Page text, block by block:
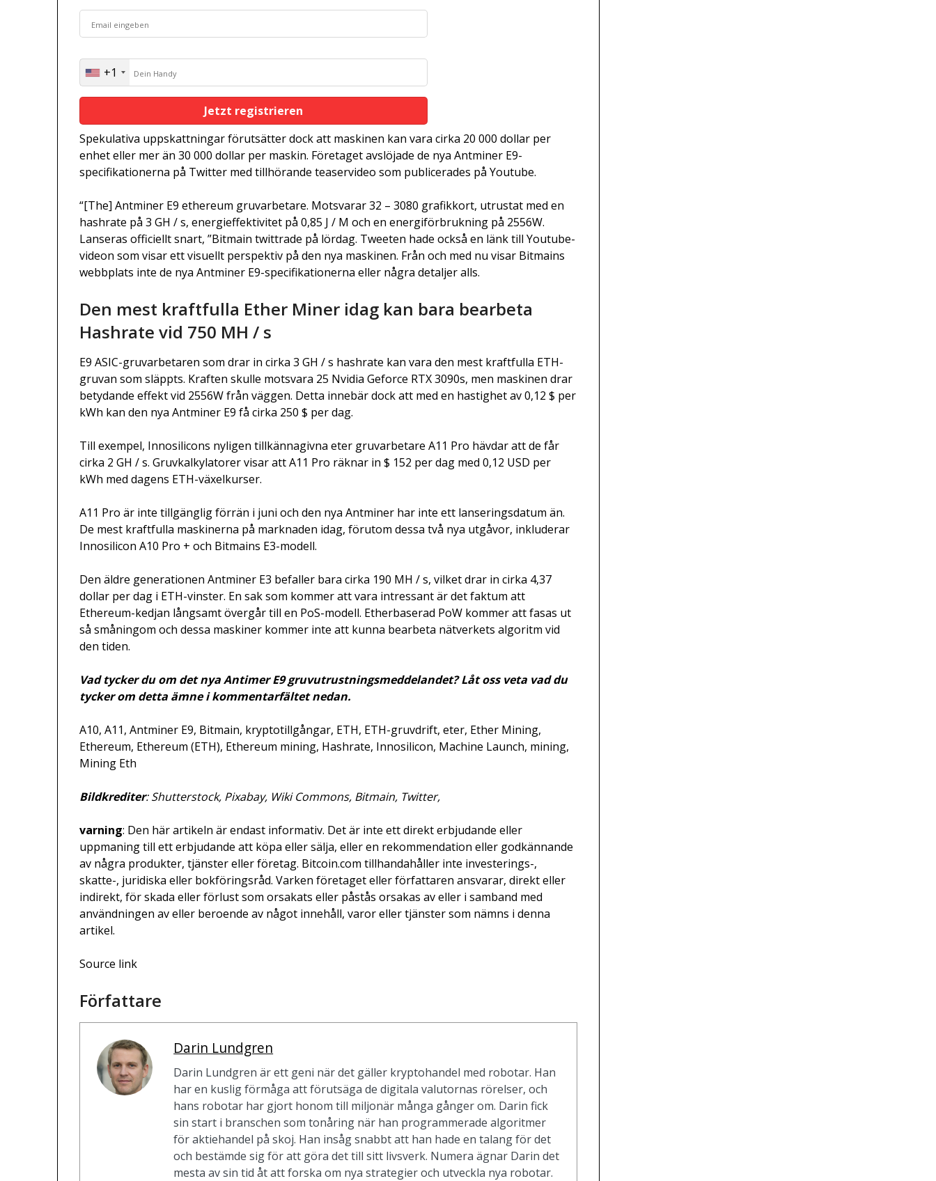
United
States
+1
Spekulativa uppskattningar förutsätter dock att maskinen kan vara cirka 20 000 dollar per
enhet eller mer än 30 000 dollar per maskin. Företaget avslöjade de nya Antminer E9-
specifikationerna på Twitter med tillhörande teaservideo som publicerades på Youtube.
“[The] Antminer E9 ethereum gruvarbetare. Motsvarar 32 – 3080 grafikkort, utrustat med en
hashrate på 3 GH / s, energieffektivitet på 0,85 J / M och en energiförbrukning på 2556W.
Lanseras officiellt snart, ”Bitmain twittrade på lördag. Tweeten hade också en länk till Youtube-
videon som visar ett visuellt perspektiv på den nya maskinen. Från och med nu visar Bitmains
webbplats inte de nya Antminer E9-specifikationerna eller några detaljer alls.
Den mest kraftfulla Ether Miner idag kan bara bearbeta
Hashrate vid 750 MH / s
E9 ASIC-gruvarbetaren som drar in cirka 3 GH / s hashrate kan vara den mest kraftfulla ETH-
gruvan som släppts. Kraften skulle motsvara 25 Nvidia Geforce RTX 3090s, men maskinen drar
betydande effekt vid 2556W från väggen. Detta innebär dock att med en hastighet av 0,12 $ per
kWh kan den nya Antminer E9 få cirka 250 $ per dag.
Till exempel, Innosilicons nyligen tillkännagivna eter gruvarbetare A11 Pro hävdar att de får
cirka 2 GH / s. Gruvkalkylatorer visar att A11 Pro räknar in $ 152 per dag med 0,12 USD per
kWh med dagens ETH-växelkurser.
A11 Pro är inte tillgänglig förrän i juni och den nya Antminer har inte ett lanseringsdatum än.
De mest kraftfulla maskinerna på marknaden idag, förutom dessa två nya utgåvor, inkluderar
Innosilicon A10 Pro + och Bitmains E3-modell.
Den äldre generationen Antminer E3 befaller bara cirka 190 MH / s, vilket drar in cirka 4,37
dollar per dag i ETH-vinster. En sak som kommer att vara intressant är det faktum att
Ethereum-kedjan långsamt övergår till en PoS-modell. Etherbaserad PoW kommer att fasas ut
så småningom och dessa maskiner kommer inte att kunna bearbeta nätverkets algoritm vid
den tiden.
Vad tycker du om det nya Antimer E9 gruvutrustningsmeddelandet? Låt oss veta vad du
tycker om detta ämne i kommentarfältet nedan.
A10, A11, Antminer E9, Bitmain, kryptotillgångar, ETH, ETH-gruvdrift, eter, Ether Mining,
Ethereum, Ethereum (ETH), Ethereum mining, Hashrate, Innosilicon, Machine Launch, mining,
Mining Eth
Bildkrediter: Shutterstock, Pixabay, Wiki Commons, Bitmain, Twitter,
varning: Den här artikeln är endast informativ. Det är inte ett direkt erbjudande eller
uppmaning till ett erbjudande att köpa eller sälja, eller en rekommendation eller godkännande
av några produkter, tjänster eller företag. Bitcoin.com tillhandahåller inte investerings-,
skatte-, juridiska eller bokföringsråd. Varken företaget eller författaren ansvarar, direkt eller
indirekt, för skada eller förlust som orsakats eller påstås orsakas av eller i samband med
användningen av eller beroende av något innehåll, varor eller tjänster som nämns i denna
artikel.
Source link
Författare
Darin Lundgren
Darin Lundgren är ett geni när det gäller kryptohandel med robotar. Han
har en kuslig förmåga att förutsäga de digitala valutornas rörelser, och
hans robotar har gjort honom till miljonär många gånger om. Darin fick
sin start i branschen som tonåring när han programmerade algoritmer
för aktiehandel på skoj. Han insåg snabbt att han hade en talang för det
och bestämde sig för att göra det till sitt livsverk. Numera ägnar Darin det
mesta av sin tid åt att forska om nya strategier och utveckla nya robotar.